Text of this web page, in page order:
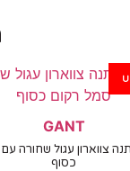
GANT
צווארון עגול שחורה
כסוף